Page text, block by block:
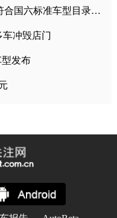
“国六排放标准”7月1号正式实施 符合国六标准车型目录一览
冲毁店门
型发布